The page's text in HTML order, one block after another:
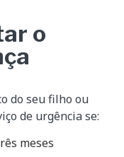
o
do seu filho ou
de urgência se:
meses